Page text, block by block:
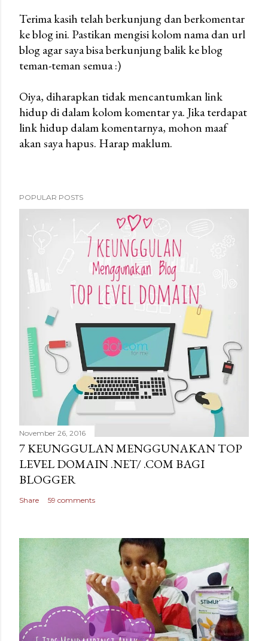
P
o
s
a
C
o
m
t
Terima kasih telah berkunjung dan berkomentar
ke blog ini. Pastikan mengisi kolom nama dan url
blog agar saya bisa berkunjung balik ke blog
teman-teman semua :)
Oiya, diharapkan tidak mencantumkan link
hidup di dalam kolom komentar ya. Jika terdapat
link hidup dalam komentarnya, mohon maaf
akan saya hapus. Harap maklum.
POPULAR POSTS
November 26, 2016
7 KEUNGGULAN MENGGUNAKAN TOP
LEVEL DOMAIN .NET/ .COM BAGI
BLOGGER
Share 59 comments